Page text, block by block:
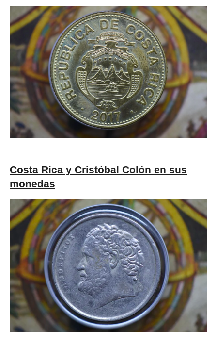
Costa Rica y Cristóbal Colón en sus
monedas